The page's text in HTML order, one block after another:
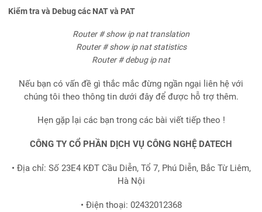
Kiểm tra và Debug các NAT và PAT
Router # show ip nat translation
Router # show ip nat statistics
Router # debug ip nat
Nếu bạn có vấn đề gì thắc mắc đừng ngần ngại liên hệ với
chúng tôi theo thông tin dưới đây để được hỗ trợ thêm.
Hẹn gặp lại các bạn trong các bài viết tiếp theo !
CÔNG TY CỔ PHẦN DỊCH VỤ CÔNG NGHỆ DATECH
• Địa chỉ: Số 23E4 KĐT Cầu Diễn, Tổ 7, Phú Diễn, Bắc Từ Liêm,
Hà Nội
• Điện thoại: 02432012368